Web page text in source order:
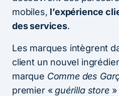
mobiles, l’expérience
des services.
Les marques intègrent
client un nouvel
marque Comme des
premier «guérilla store»